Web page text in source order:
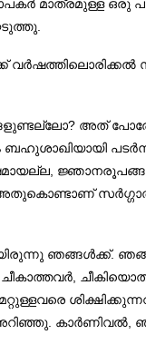
മാത്രമുള്ള ഒരു
അത്
ബഹുശാഖിയായി
അതുകൊണ്ടാണ്
ഞങ്ങൾക്ക്.
അറിഞ്ഞു.